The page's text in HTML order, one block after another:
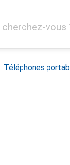
Téléphones